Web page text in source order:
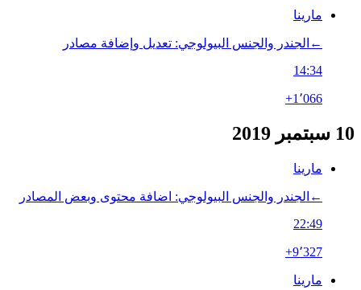
مارينا
←‏الجندر والجنس البيولوجي: تعديل وإضافة مصادر
14:34
+1٬066
10 سبتمبر 2019
مارينا
←‏الجندر والجنس البيولوجي: اضافة محتوى وبعض المصادر
22:49
+9٬327
مارينا